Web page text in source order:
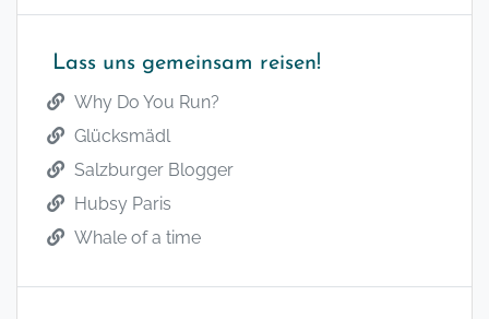
Lass uns gemeinsam reisen!
Why Do You Run?
Glücksmädl
Salzburger Blogger
Hubsy Paris
Whale of a time